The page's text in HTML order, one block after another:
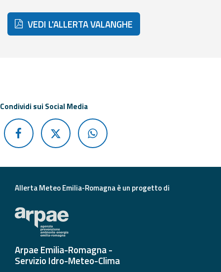
Radar meteo
Aggiornamenti
Informazioni
frequenti
Guida per gli
sviluppatori
VEDI L'ALLERTA VALANGHE
Condividi sui Social Media
Allerta Meteo Emilia-Romagna è un progetto di
Arpae Emilia-Romagna -
Servizio Idro-Meteo-Clima